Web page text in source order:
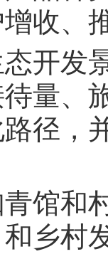
收、
发景
量、
径，
和村
乡村